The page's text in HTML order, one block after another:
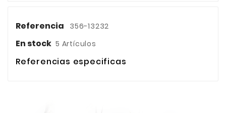
Referencia 356-13232
En stock 5 Artículos
Referencias especificas